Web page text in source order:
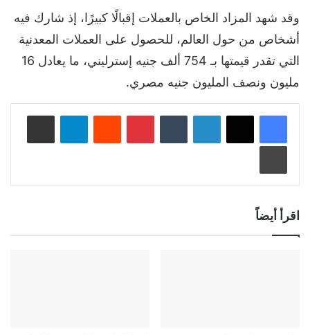
وقد شهد المزاد الخاص بالعملات إقبالًا كبيرًا، إذ شارك فيه
أشخاص من حول العالم، للحصول على العملات المعدنية
التي تقدر قيمتها بـ 754 ألف جنيه إسترليني، ما يعادل 16
مليون ونصف المليون جنيه مصري.
لينكدإن بينتيريست
اقرأ أيضاً